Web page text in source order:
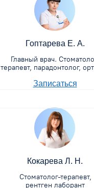
Кокарева Л. Н.
Стоматолог-терапевт,
рентген лаборант
Записаться
Гоптарева Е. А.
Главный врач.
терапевт, парадонтолог,